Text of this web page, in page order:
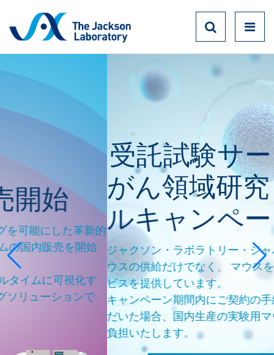
新的
始
す
で
受託試験サービス
がん領域研究トラ
ルキャンペーン
ジャクソン・ラボラトリー・ジャパンでは、 実
ウスの供給だけでなく、 マウスを用いた受託試
ビスを提供しています。
キャンペーン期間内にご契約の手続きを完了して
だいた場合、国内生産の実験用マウスの費用を
負担いたします。